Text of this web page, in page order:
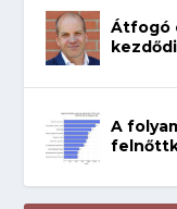
Átfogó
A